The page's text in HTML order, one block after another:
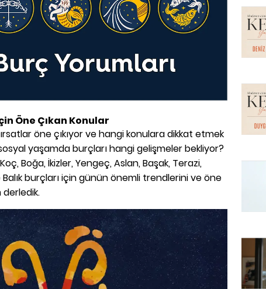
Öne Çıkan Konular
öne çıkıyor ve hangi konulara dikkat etmek
yaşamda burçları hangi gelişmeler bekliyor?
Boğa, İkizler, Yengeç, Aslan, Başak, Terazi,
Balık burçları için günün önemli trendlerini ve öne
derledik.